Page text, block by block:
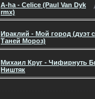
A-ha - Celice (Paul Van Dyk
rmx)
Ираклий - Мой город (дуэт с
Таней Мороз)
Михаил Круг - Чифирнуть
Ништяк